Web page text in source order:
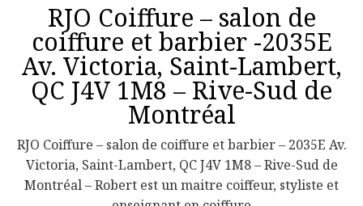
RJO Coiffure – salon de
coiffure et barbier -2035E
Av. Victoria, Saint-Lambert,
QC J4V 1M8 – Rive-Sud de
Montréal
RJO Coiffure – salon de coiffure et barbier – 2035E Av.
Victoria, Saint-Lambert, QC J4V 1M8 – Rive-Sud de
Montréal – Robert est un maitre coiffeur, styliste et